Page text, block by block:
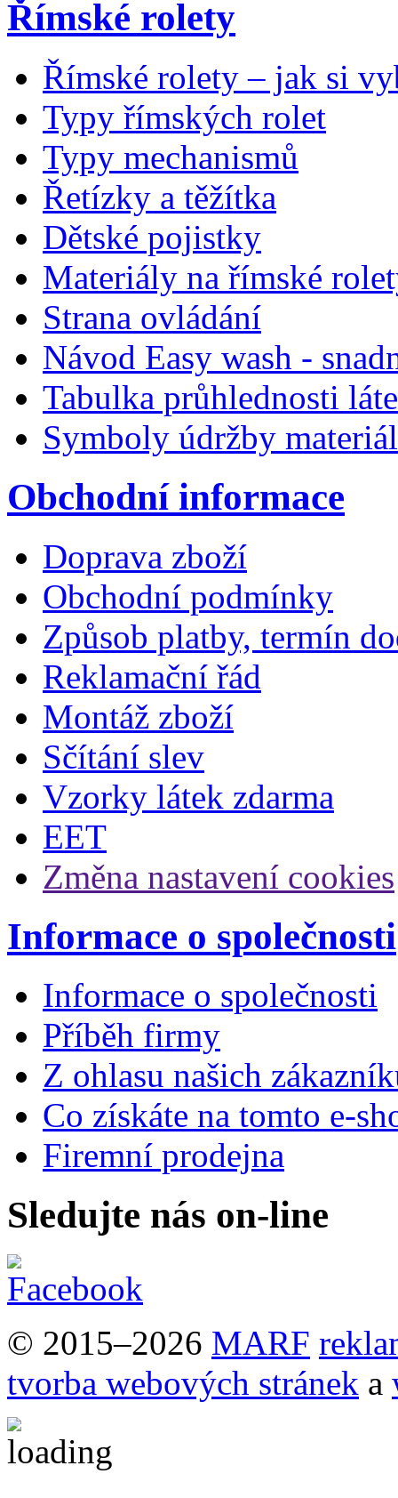
Římské rolety
Římské rolety – jak si
Typy římských rolet
Typy mechanismů
Řetízky a těžítka
Dětské pojistky
Materiály na římské
Strana ovládání
Návod Easy wash -
Tabulka průhlednosti
Symboly údržby
Obchodní informace
Doprava zboží
Obchodní podmínky
Způsob platby, termín
Reklamační řád
Montáž zboží
Sčítání slev
Vzorky látek zdarma
EET
Změna nastavení cookies
Informace o společnosti
Informace o společnosti
Příběh firmy
Z ohlasu našich
Co získáte na tomto e-
Firemní prodejna
Sledujte nás on-line
© 2015–2026 MARF
tvorba webových stránek a